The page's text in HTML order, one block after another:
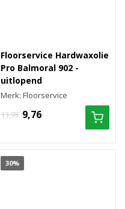
Floorservice Hardwaxolie
Pro Balmoral 902 -
uitlopend
Merk: Floorservice
13,95 9,76
30%